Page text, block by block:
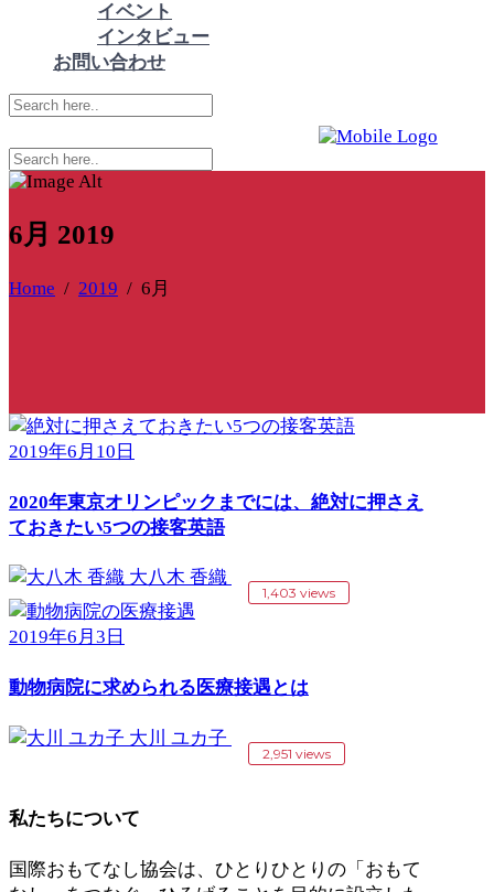
イベント
インタビュー
お問い合わせ
6月 2019
Home / 2019 / 6月
2019年6月10日
2020年東京オリンピックまでには、絶対に押さえ
ておきたい5つの接客英語
大八木 香織
1,403 views
2019年6月3日
動物病院に求められる医療接遇とは
大川 ユカ子
2,951 views
私たちについて
国際おもてなし協会は、ひとりひとりの「おもて